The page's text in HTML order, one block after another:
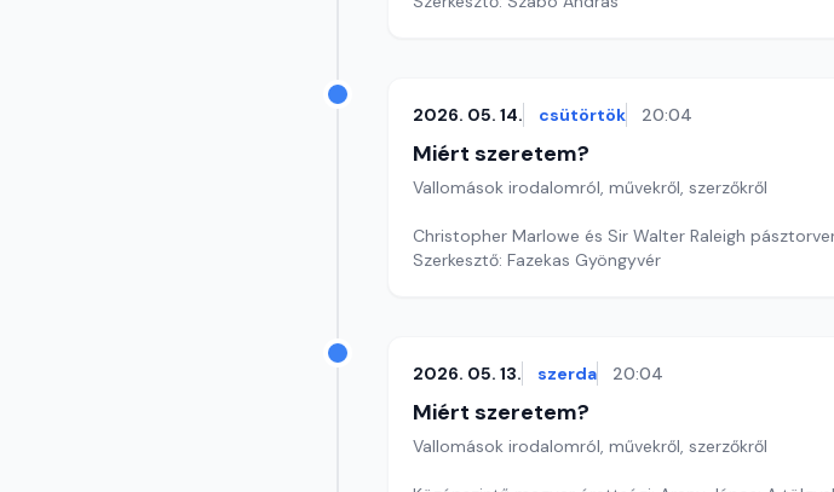
2026. 05. 14. csütörtök 20:04
Miért szeretem?
Vallomások irodalomról, művekről, szerzőkről
Christopher Marlowe és Sir Walter Raleigh
Szerkesztő: Fazekas Gyöngyvér
2026. 05. 13. szerda 20:04
Miért szeretem?
Vallomások irodalomról, művekről, szerzőkről